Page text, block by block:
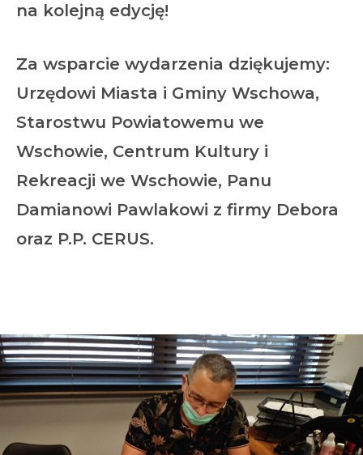
na kolejną edycję!
Za wsparcie wydarzenia dziękujemy:
Urzędowi Miasta i Gminy Wschowa,
Starostwu Powiatowemu we
Wschowie, Centrum Kultury i
Rekreacji we Wschowie, Panu
Damianowi Pawlakowi z firmy Debora
oraz P.P. CERUS.